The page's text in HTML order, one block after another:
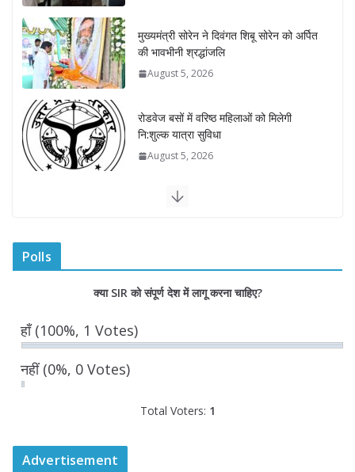
मुख्यमंत्री सोरेन ने दिवंगत शिबू सोरेन को अर्पित
की भावभीनी श्रद्धांजलि
August 5, 2026
रोडवेज बसों में वरिष्ठ महिलाओं को मिलेगी
नि:शुल्क यात्रा सुविधा
August 5, 2026
वरिष्ठ नागरिकों हेतु ‘राजस्थान वाहिनी भारत
विद्यार्थियों का किया सम्मान
Polls
क्या SIR को संपूर्ण देश में लागू करना चाहिए?
हाँ(100%, 1 Votes)
नहीं(0%, 0 Votes)
Total Voters: 1
Advertisement